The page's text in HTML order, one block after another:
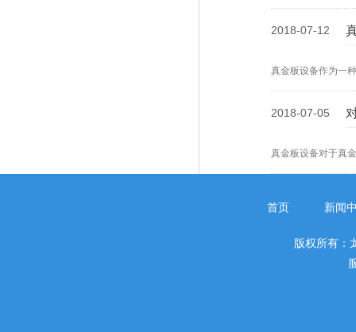
2018-07-12
真金板设备作为一
2018-07-05
真金板设备对于真
首页 新闻
版权所有：